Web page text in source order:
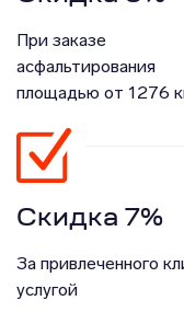
При заказе
асфальтирования
площадью от 1276
Скидка 7%
За привлеченного
услугой